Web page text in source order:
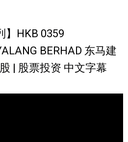
】HKB 0359
BERHAD 东马建
| 股票投资 中文字幕